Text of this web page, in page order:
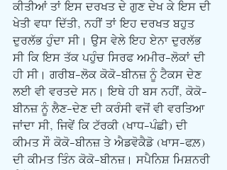
ਕੀਤੀਆਂ ਤਾਂ ਇਸ ਦਰਖਤ ਦੇ ਗੁਣ ਦੇਖ ਕੇ ਇਸ ਦੀ
ਖੇਤੀ ਵਧਾ ਦਿੱਤੀ, ਨਹੀਂ ਤਾਂ ਇਹ ਦਰਖਤ ਬਹੁਤ
ਦੁਰਲੱਭ ਹੁੰਦਾ ਸੀ। ਉਸ ਵੇਲੇ ਇਹ ਏਨਾ ਦੁਰਲੱਭ
ਸੀ ਕਿ ਇਸ ਤੱਕ ਪਹੁੰਚ ਸਿਰਫ ਅਮੀਰ-ਲੋਕਾਂ ਦੀ
ਹੀ ਸੀ। ਗਰੀਬ-ਲੋਕ ਕੋਕੋ-ਬੀਨਜ਼ ਨੂੰ ਟੈਕਸ ਦੇਣ
ਲਈ ਵੀ ਵਰਤਦੇ ਸਨ। ਇਥੇ ਹੀ ਬਸ ਨਹੀਂ, ਕੋਕੋ-
ਬੀਨਜ਼ ਨੂੰ ਲੈਣ-ਦੇਣ ਦੀ ਕਰੰਸੀ ਵਜੋਂ ਵੀ ਵਰਤਿਆ
ਜਾਂਦਾ ਸੀ, ਜਿਵੇਂ ਕਿ ਟੱਰਕੀ (ਖਾਧ-ਪੰਛੀ) ਦੀ
ਕੀਮਤ ਸੌ ਕੋਕੋ-ਬੀਨਜ਼ ਤੇ ਐਡਵੋਕੈਡੋ (ਖਾਸ-ਫਲ਼)
ਦੀ ਕੀਮਤ ਤਿੰਨ ਕੋਕੋ-ਬੀਨਜ਼। ਸਪੈਨਿਸ਼ ਮਿਸ਼ਨਰੀ